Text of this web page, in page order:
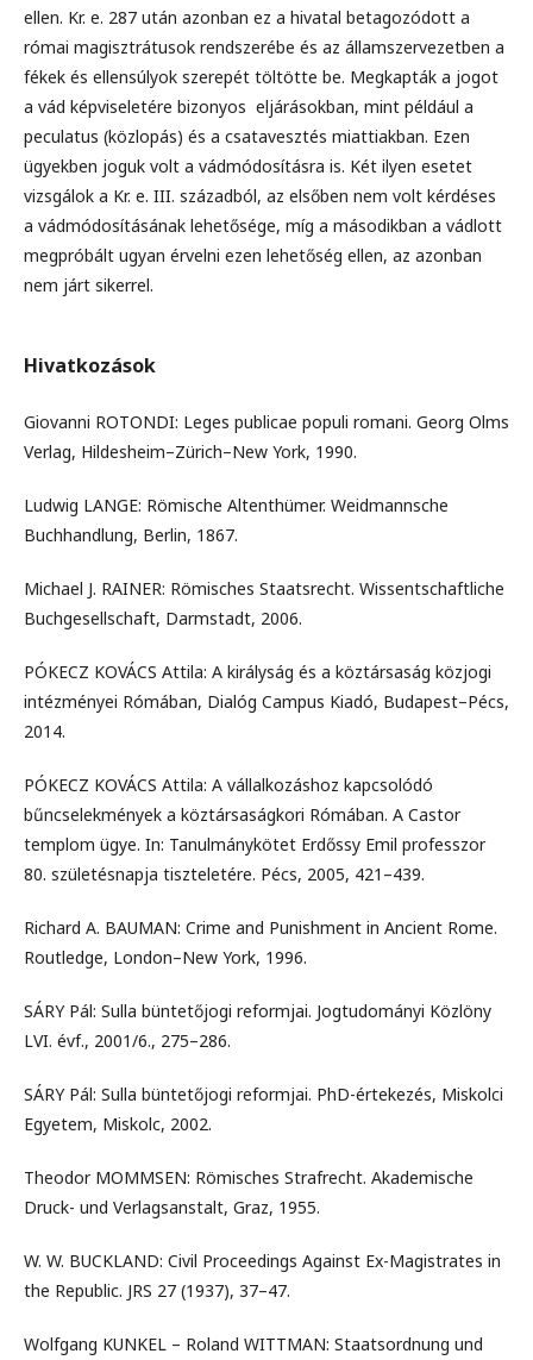
ellen. Kr. e. 287 után azonban ez a hivatal betagozódott a
római magisztrátusok rendszerébe és az államszervezetben a
fékek és ellensúlyok szerepét töltötte be. Megkapták a jogot
a vád képviseletére bizonyos eljárásokban, mint például a
peculatus (közlopás) és a csatavesztés miattiakban. Ezen
ügyekben joguk volt a vádmódosításra is. Két ilyen esetet
vizsgálok a Kr. e. III. századból, az elsőben nem volt kérdéses
a vádmódosításának lehetősége, míg a másodikban a vádlott
megpróbált ugyan érvelni ezen lehetőség ellen, az azonban
nem járt sikerrel.
Hivatkozások
Giovanni ROTONDI: Leges publicae populi romani. Georg Olms
Verlag, Hildesheim–Zürich–New York, 1990.
Ludwig LANGE: Römische Altenthümer. Weidmannsche
Buchhandlung, Berlin, 1867.
Michael J. RAINER: Römisches Staatsrecht. Wissentschaftliche
Buchgesellschaft, Darmstadt, 2006.
PÓKECZ KOVÁCS Attila: A királyság és a köztársaság közjogi
intézményei Rómában, Dialóg Campus Kiadó, Budapest–Pécs,
2014.
PÓKECZ KOVÁCS Attila: A vállalkozáshoz kapcsolódó
bűncselekmények a köztársaságkori Rómában. A Castor
templom ügye. In: Tanulmánykötet Erdőssy Emil professzor
80. születésnapja tiszteletére. Pécs, 2005, 421–439.
Richard A. BAUMAN: Crime and Punishment in Ancient Rome.
Routledge, London–New York, 1996.
SÁRY Pál: Sulla büntetőjogi reformjai. Jogtudományi Közlöny
LVI. évf., 2001/6., 275–286.
SÁRY Pál: Sulla büntetőjogi reformjai. PhD-értekezés, Miskolci
Egyetem, Miskolc, 2002.
Theodor MOMMSEN: Römisches Strafrecht. Akademische
Druck- und Verlagsanstalt, Graz, 1955.
W. W. BUCKLAND: Civil Proceedings Against Ex-Magistrates in
the Republic. JRS 27 (1937), 37–47.
Wolfgang KUNKEL – Roland WITTMAN: Staatsordnung und